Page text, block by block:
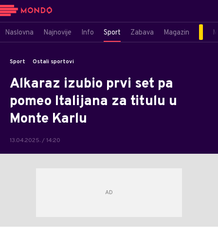
Naslovna Najnovije Info Sport Zabava Magazin
Sport Ostali sportovi
Alkaraz izubio prvi set pa
pomeo Italijana za titulu u
Monte Karlu
13.04.2025. / 14:20